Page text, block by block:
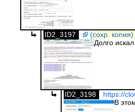
ID2_3197 (сохр. копия)
Долго
ID2_3198
https://
В